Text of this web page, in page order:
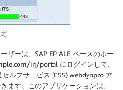
ザーは、SAP EP ALB ベースのポー
irj/portal にログインして、
ルフサービス (ESS) webdynpro ア
ます。このアプリケーションは、